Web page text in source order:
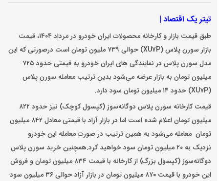
تیتر یک اقتصاد |
طبق قیمت بازار و کارخانه محصولات ایران خودرو در مرداد ۱۴۰۴،
قیمت
بازار سورن پلاس (XU7P) حوالی
۷۳۹ ملیون تومان است
درصورتی که این
مدل سورن پلاس در نمایندگی های ایران خودرو به قیمتی حدود ۷۲۵
میلیون تومان به بازار عرضه می‌شود بدین ترتیب معامله سورن پلاس
(XU ۷P) حدود ۱۴ میلیون تومان سود دارد.
قیمت کارخانه سورن پلاس دوگانه‌سوز (کپسول کوچک) نیز حدود ۸۲۲
میلیون تومان اعلام شده است اما در بازار آزاد با قیمتی معادل ۸۴۲ میلیون
تومان معامله می‌شود به همین ترتیب در صورت معامله این خودرو
نزدیک به ۲۰ میلیون تومان سود خواهید کرد.همچنین خرید سورن پلاس
دوگانه‌سوز (کپسول بزرگ) از کارخانه با قیمت
۸۳۴ میلیون تومان و فروش
این خودرو با قیمت ۸۷۰ میلیون تومان در بازار آزاد حوالی ۳۶ میلیون سود